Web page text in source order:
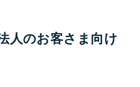
人のお客さま向け